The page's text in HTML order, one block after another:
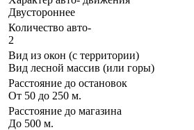
Двустороннее
Количество авто-
2
Вид из окон (с территории)
Вид лесной массив (или горы)
Расстояние до остановок
От 50 до 250 м.
Расстояние до магазина
До 500 м.